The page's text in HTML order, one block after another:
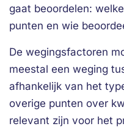
gaat beoordelen:
punten en wie
De wegingsfactoren
meestal een weging
afhankelijk van het
overige punten over
relevant zijn voor het